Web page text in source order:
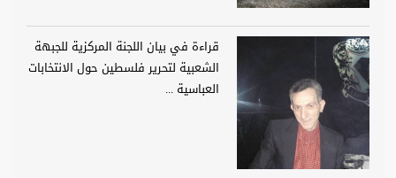
قراءة في بيان اللجنة المركزية للجبهة
الشعبية لتحرير فلسطين حول الانتخابات
العباسية ...